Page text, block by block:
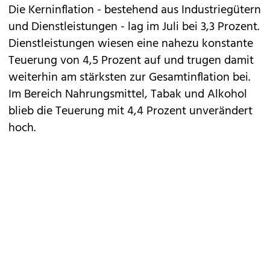
Die Kerninflation - bestehend aus Industriegütern
und Dienstleistungen - lag im Juli bei 3,3 Prozent.
Dienstleistungen wiesen eine nahezu konstante
Teuerung von 4,5 Prozent auf und trugen damit
weiterhin am stärksten zur Gesamtinflation bei.
Im Bereich Nahrungsmittel, Tabak und Alkohol
blieb die Teuerung mit 4,4 Prozent unverändert
hoch.